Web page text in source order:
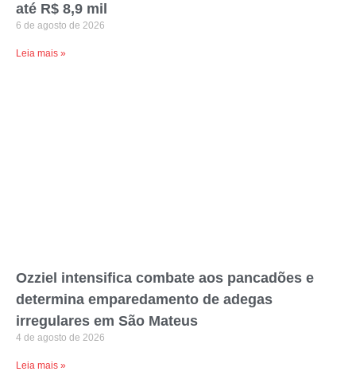
até R$ 8,9 mil
6 de agosto de 2026
Leia mais »
Ozziel intensifica combate aos pancadões e
determina emparedamento de adegas
irregulares em São Mateus
4 de agosto de 2026
Leia mais »